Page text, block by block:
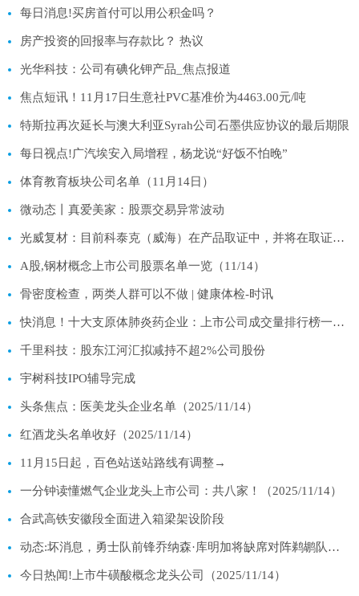
每日消息!买房首付可以用公积金吗？
房产投资的回报率与存款比？ 热议
光华科技：公司有碘化钾产品_焦点报道
焦点短讯！11月17日生意社PVC基准价为4463.00元/吨
特斯拉再次延长与澳大利亚Syrah公司石墨供应协议的最后期限
每日视点!广汽埃安入局增程，杨龙说“好饭不怕晚”
体育教育板块公司名单（11月14日）
微动态丨真爱美家：股票交易异常波动
光威复材：目前科泰克（威海）在产品取证中，并将在取证后开始投产 每日快播
A股,钢材概念上市公司股票名单一览（11/14）
骨密度检查，两类人群可以不做 | 健康体检-时讯
快消息！十大支原体肺炎药企业：上市公司成交量排行榜一览（2025年11月14日）
千里科技：股东江河汇拟减持不超2%公司股份
宇树科技IPO辅导完成
头条焦点：医美龙头企业名单（2025/11/14）
红酒龙头名单收好（2025/11/14）
11月15日起，百色站送站路线有调整→
一分钟读懂燃气企业龙头上市公司：共八家！（2025/11/14）
合武高铁安徽段全面进入箱梁架设阶段
动态:坏消息，勇士队前锋乔纳森·库明加将缺席对阵鹈鹕队的比赛
今日热闻!上市牛磺酸概念龙头公司（2025/11/14）